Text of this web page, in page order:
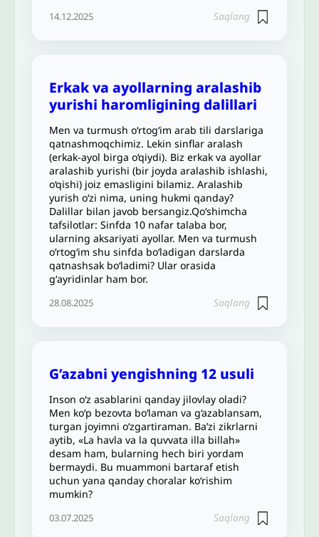
14.12.2025 Saqlang
Erkak va ayollarning aralashib
yurishi haromligining dalillari
Men va turmush o‘rtog‘im arab tili darslariga
qatnashmoqchimiz. Lekin sinflar aralash
(erkak-ayol birga o‘qiydi). Biz erkak va ayollar
aralashib yurishi (bir joyda aralashib ishlashi,
o‘qishi) joiz emasligini bilamiz. Aralashib
yurish o‘zi nima, uning hukmi qanday?
Dalillar bilan javob bersangiz.Qo‘shimcha
tafsilotlar: Sinfda 10 nafar talaba bor,
ularning aksariyati ayollar. Men va turmush
o‘rtog‘im shu sinfda bo‘ladigan darslarda
qatnashsak bo‘ladimi? Ular orasida
gʻayridinlar ham bor.
28.08.2025 Saqlang
G’azabni yengishning 12 usuli
Inson o‘z asablarini qanday jilovlay oladi?
Men koʻp bezovta boʻlaman va g‘azablansam,
turgan joyimni oʻzgartiraman. Ba’zi zikrlarni
aytib, «La havla va la quvvata illa billah»
desam ham, bularning hech biri yordam
bermaydi. Bu muammoni bartaraf etish
uchun yana qanday choralar ko‘rishim
mumkin?
03.07.2025 Saqlang